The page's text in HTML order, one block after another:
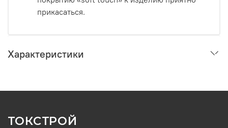
прикасаться.
Характеристики
ТОКСТРОЙ